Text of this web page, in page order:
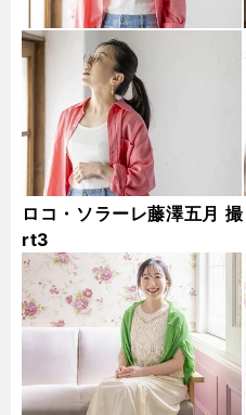
ロコ・ソラーレ藤澤五月
rt3